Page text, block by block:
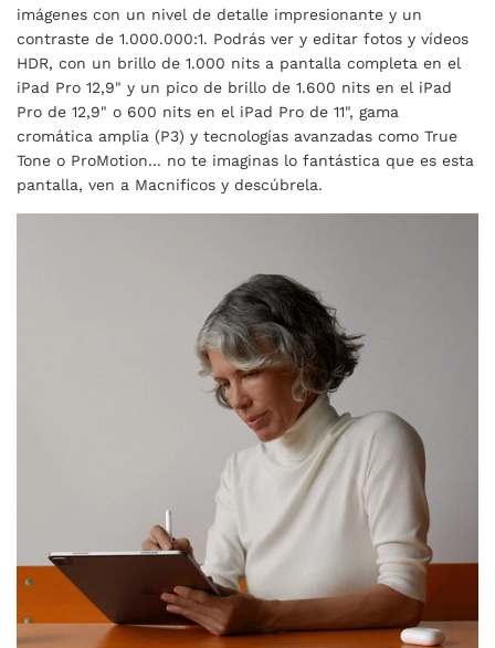
imágenes con un nivel de detalle impresionante y un
contraste de 1.000.000:1. Podrás ver y editar fotos y vídeos
HDR, con un brillo de 1.000 nits a pantalla completa en el
iPad Pro 12,9" y un pico de brillo de 1.600 nits en el iPad
Pro de 12,9" o 600 nits en el iPad Pro de 11", gama
cromática amplia (P3) y tecnologías avanzadas como True
Tone o ProMotion... no te imaginas lo fantástica que es esta
pantalla, ven a Macnificos y descúbrela.